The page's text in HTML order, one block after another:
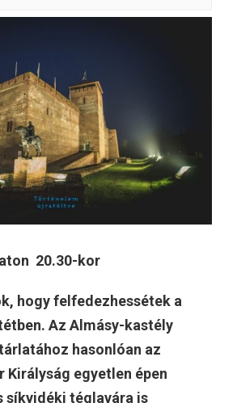
20.30-kor
hogy felfedezhessétek a
Az Almásy-kastély
hasonlóan az
Királyság egyetlen épen
síkvidéki téglavára is